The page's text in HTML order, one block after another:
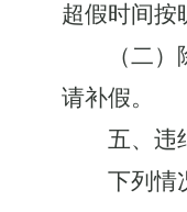
超假时间按
（二
请补假。
五、违
下列情